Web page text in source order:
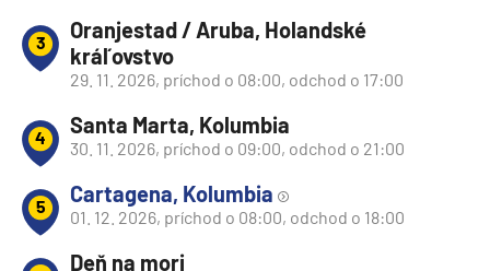
3
Oranjestad / Aruba, Holandské
kráľovstvo
29. 11. 2026, príchod o 08:00, odchod o 17:00
4 Santa Marta, Kolumbia
30. 11. 2026, príchod o 09:00, odchod o 21:00
5 Cartagena, Kolumbia
01. 12. 2026, príchod o 08:00, odchod o 18:00
Deň na mori